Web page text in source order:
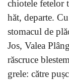
chiotele fetelor
hăt, departe.
stomacul de
Jos, Valea
răscruce
grele: către